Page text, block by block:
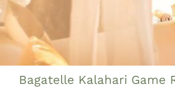
Bagatelle Kalahari Game